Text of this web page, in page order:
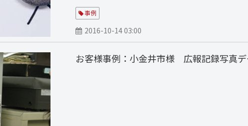
事例
2016-10-14 03:00
お客様事例：小金井市様 広報記録写真